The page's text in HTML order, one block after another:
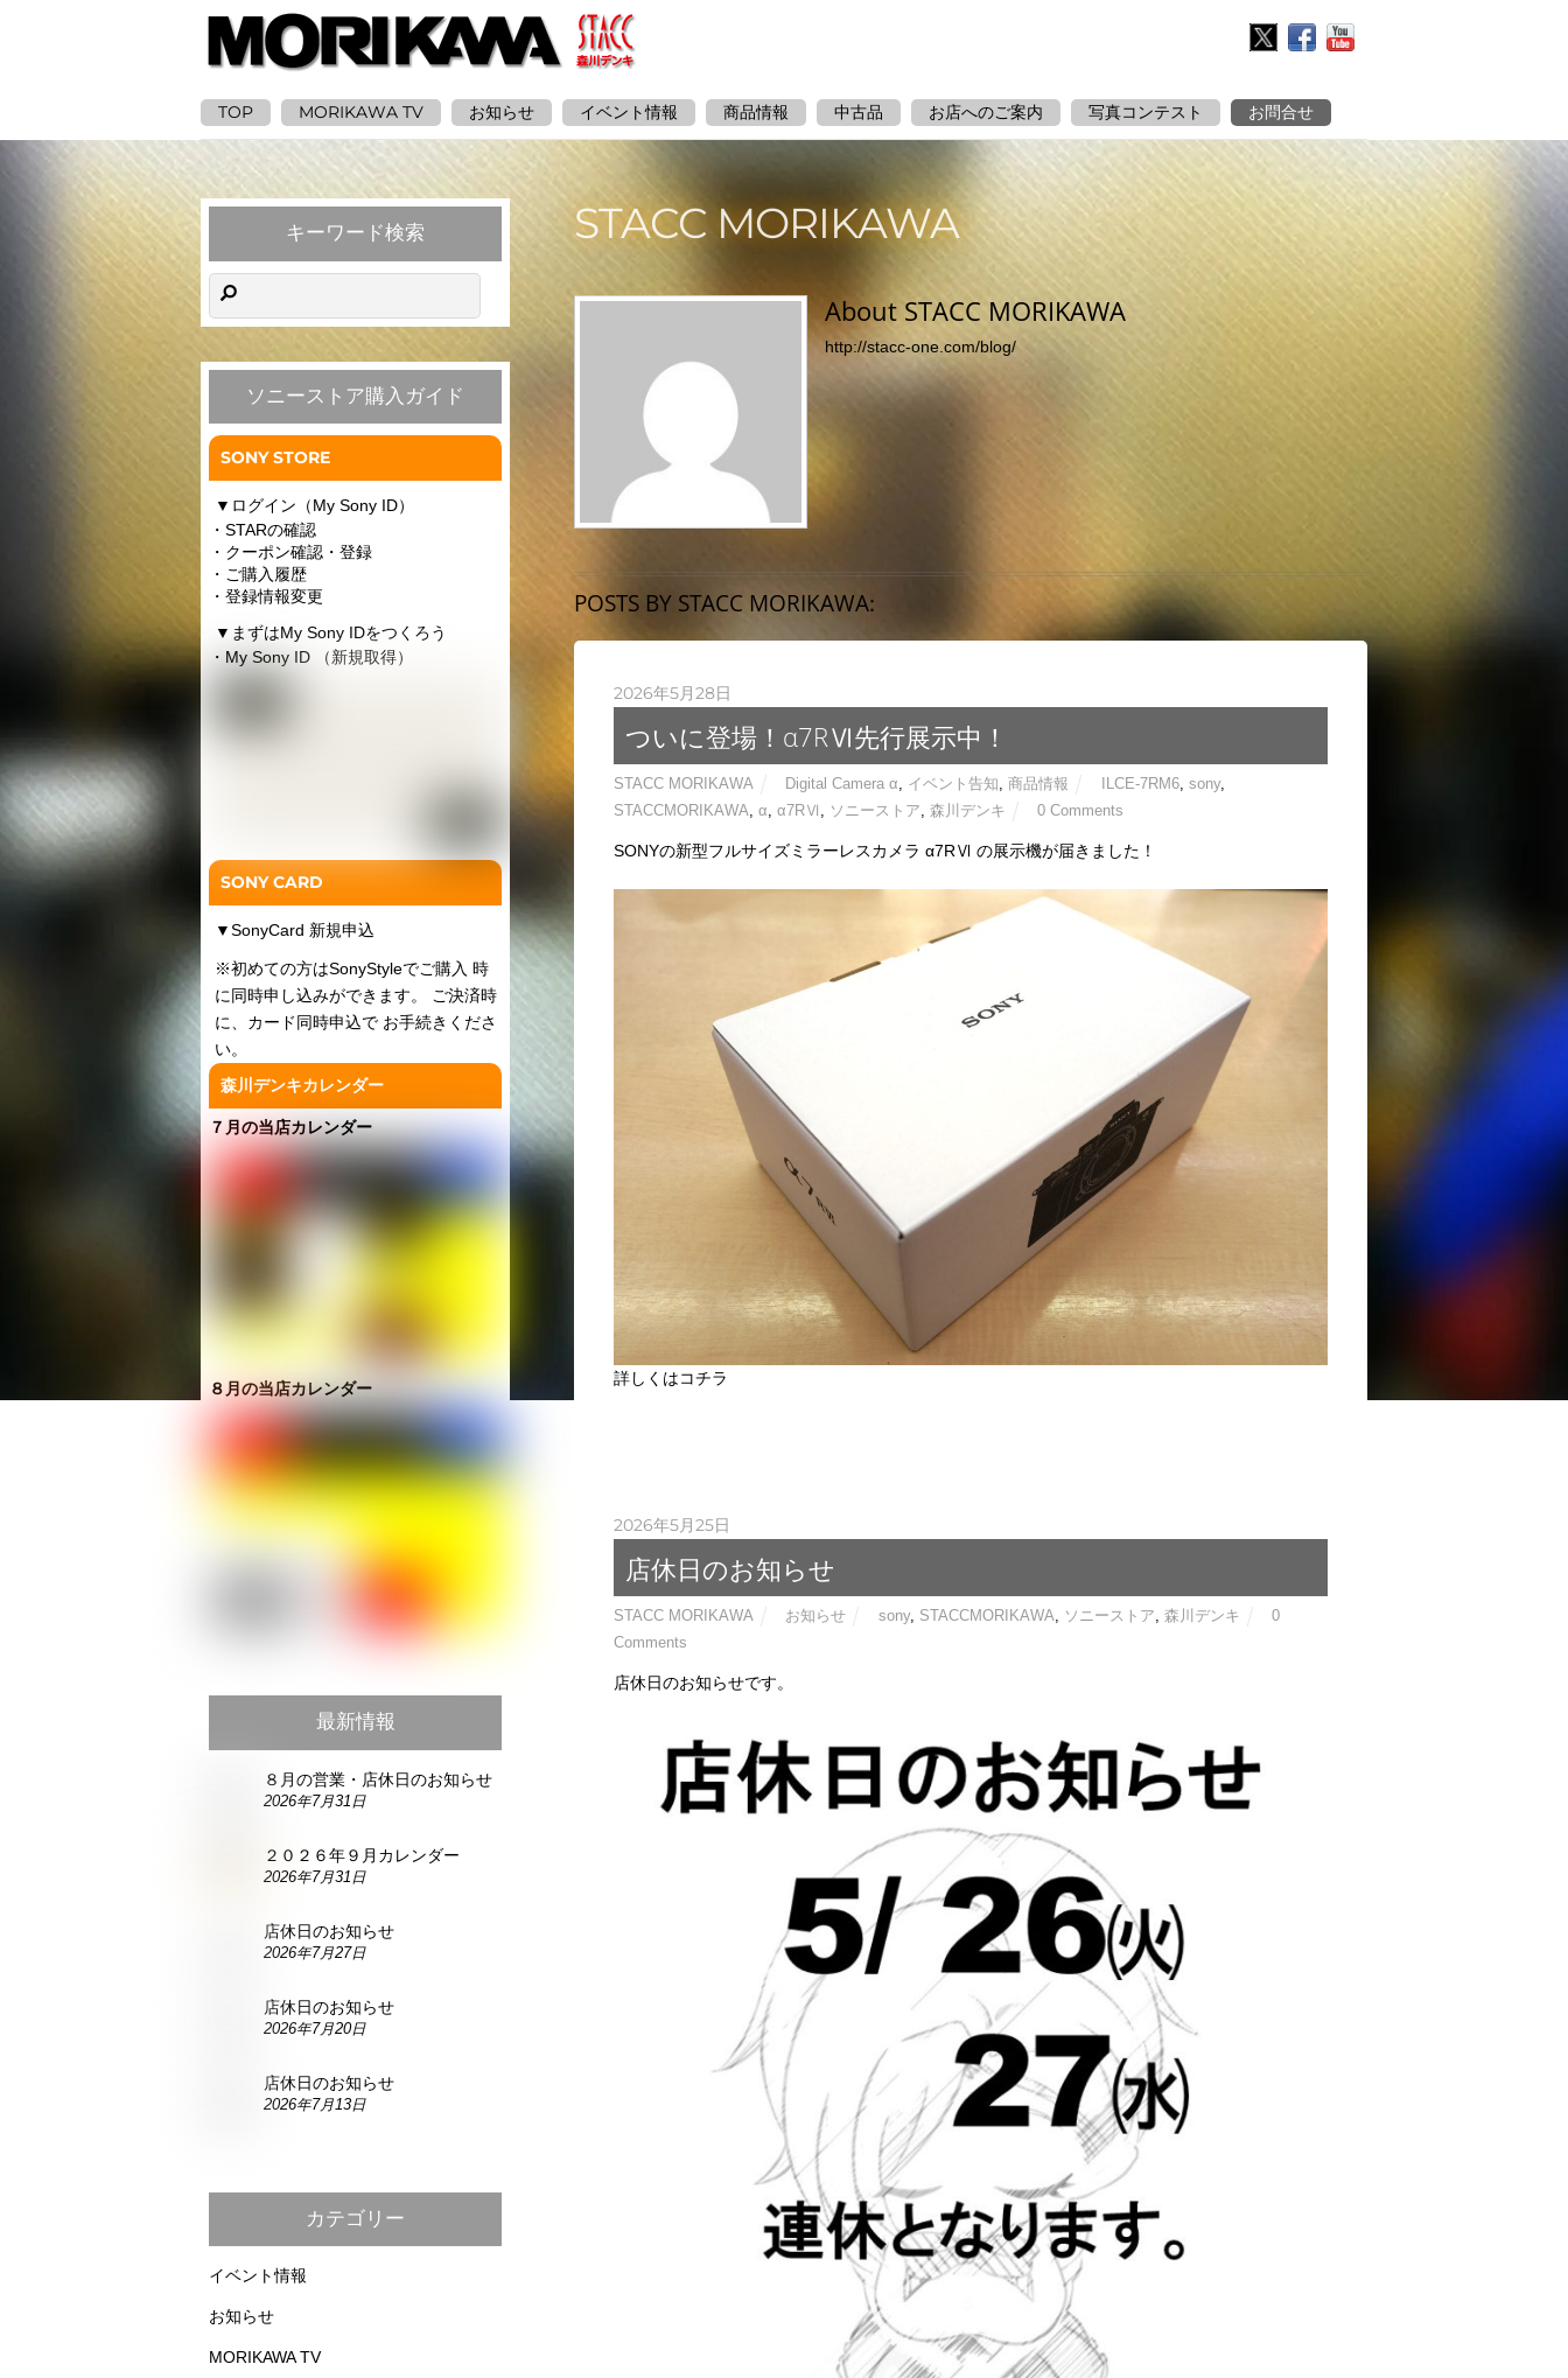
TOP MORIKAWA TV お知らせ イベント情報 商品情報 中古品 お店へのご案内 写真コンテスト お問合せ
Twitter FacebookYouTube
STACC MORIKAWA
About STACC MORIKAWA
http://stacc-one.com/blog/
POSTS BY STACC MORIKAWA:
2026年5月28日
ついに登場！α7RⅥ先行展示中！
STACC MORIKAWA Digital Camera α, イベント告知,商品情報 ILCE-7RM6, sony,
STACCMORIKAWA, α, α7RⅥ , ソニーストア, 森川デンキ 0 Comments
SONYの新型フルサイズミラーレスカメラ α7RⅥ の展示機が届きました！
詳しくはコチラ
2026年5月25日
店休日のお知らせ
STACC MORIKAWA お知らせ sony, STACCMORIKAWA ソニーストア 森川デンキ
0
Comments
店休日のお知らせです。
キーワード検索
ソニーストア購入ガイド
SONY STORE
▼ ログイン（My Sony ID）
・STARの確認
・クーポン確認・登録
・ご購入履歴
・登録情報変更
▼ まずはMy Sony IDをつくろう
・My Sony ID （新規取得）
SONY CARD
▼SonyCard 新規申込
※初めての方はSonyStyleでご購入 時
に同時申し込みができます。 ご決済時
に、カード同時申込で お手続きくださ
い。
森川デンキカレンダー
７月の当店カレンダー
８月の当店カレンダー
最新情報
８月の営業・店休日のお知らせ
2026年7月31日
２０２６年９月カレンダー
2026年7月31日
店休日のお知らせ
2026年7月27日
店休日のお知らせ
2026年7月20日
店休日のお知らせ
2026年7月13日
カテゴリー
イベント情報
お知らせ
MORIKAWA TV